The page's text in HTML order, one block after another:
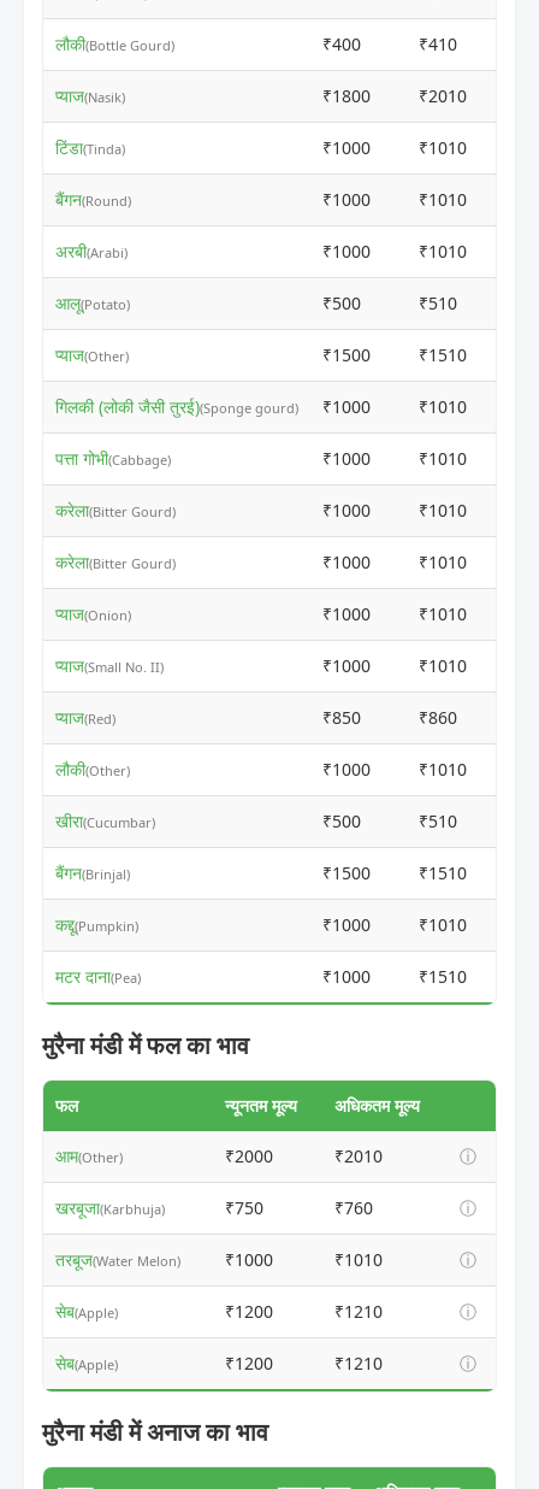
लौकी(Bottle Gourd) ₹400 ₹410
प्याज(Nasik) ₹1800 ₹2010
टिंडा(Tinda) ₹1000 ₹1010
बैंगन(Round) ₹1000 ₹1010
अरबी(Arabi) ₹1000 ₹1010
आलू(Potato) ₹500 ₹510
प्याज(Other) ₹1500 ₹1510
गिलकी (लोकी जैसी तुरई)(Sponge gourd) ₹1000 ₹1010
पत्ता गोभी(Cabbage) ₹1000 ₹1010
करेला(Bitter Gourd) ₹1000 ₹1010
करेला(Bitter Gourd) ₹1000 ₹1010
प्याज(Onion) ₹1000 ₹1010
प्याज(Small No. II) ₹1000 ₹1010
प्याज(Red) ₹850 ₹860
लौकी(Other) ₹1000 ₹1010
खीरा(Cucumbar) ₹500 ₹510
बैंगन(Brinjal) ₹1500 ₹1510
कद्दू(Pumpkin) ₹1000 ₹1010
मटर दाना(Pea) ₹1000 ₹1510
मुरैना मंडी में फल का भाव
फल न्यूनतम मूल्य अधिकतम मूल्य
आम(Other) ₹2000 ₹2010 ⓘ
खरबूजा(Karbhuja) ₹750 ₹760 ⓘ
तरबूज(Water Melon) ₹1000 ₹1010 ⓘ
सेब(Apple) ₹1200 ₹1210 ⓘ
सेब(Apple) ₹1200 ₹1210 ⓘ
मुरैना मंडी में अनाज का भाव